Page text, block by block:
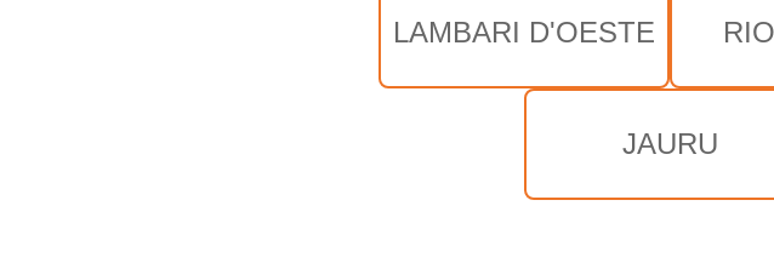
LAMBARI D'OESTE
JAURU